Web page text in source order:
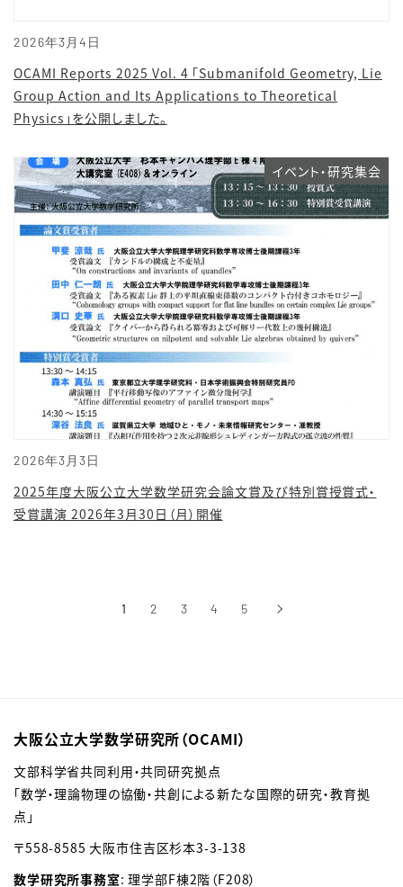
2026年3月4日
OCAMI Reports 2025 Vol. 4 「Submanifold Geometry, Lie
Group Action and Its Applications to Theoretical
Physics」を公開しました。
2026年3月3日
イベント・研究集会
2025年度大阪公立大学数学研究会論文賞及び特別賞授賞式・
受賞講演 2026年3月30日（月）開催
1 2 3 4 5 ›次へ
大阪公立大学数学研究所（OCAMI）
文部科学省共同利用・共同研究拠点
「数学・理論物理の協働・共創による新たな国際的研究・教育拠
点」
〒558-8585 大阪市住吉区杉本3-3-138
数学研究所事務室: 理学部F棟2階（F208）